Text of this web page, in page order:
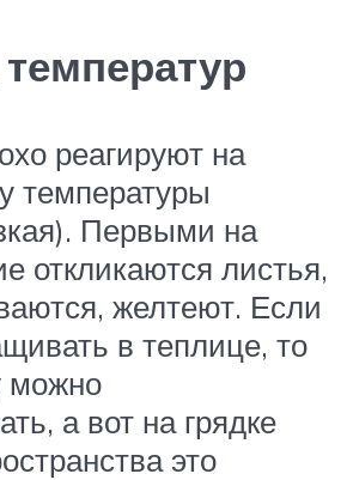
реагируют на
температуры
Первыми на
откликаются листья,
желтеют. Если
в теплице, то
можно
а вот на грядке
это